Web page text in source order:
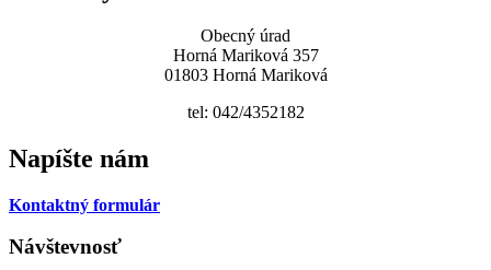
Obecný úrad
Horná Mariková 357
01803 Horná Mariková
tel: 042/4352182
Napíšte nám
Kontaktný formulár
Návštevnosť